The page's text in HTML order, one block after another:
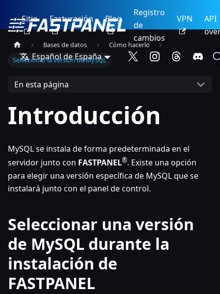
Sitio Facturación Blog
Registro
de
cambios
VPN
API
Español de España
Bases de datos
Cómo hacerlo
Seleccionar la versión de MySQL
En esta página
Introducción
MySQL se instala de forma predeterminada en el
servidor junto con FASTPANEL®. Existe una opción
para elegir una versión específica de MySQL que se
instalará junto con el panel de control.
Seleccionar una versión
de MySQL durante la
instalación de
FASTPANEL